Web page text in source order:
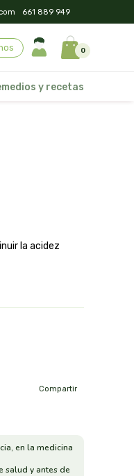
661 889 949
0
y recetas
la acidez
Compartir
en la medicina
salud y antes de